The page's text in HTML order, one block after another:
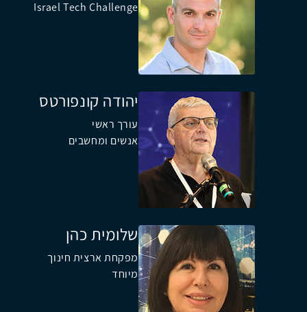
Israel Tech Challenge
יהודה קונפורטס
עורך ראשי
אנשים ומחשבים
שלומית כהן
מפקחת ארצית חינוך
מיוחד